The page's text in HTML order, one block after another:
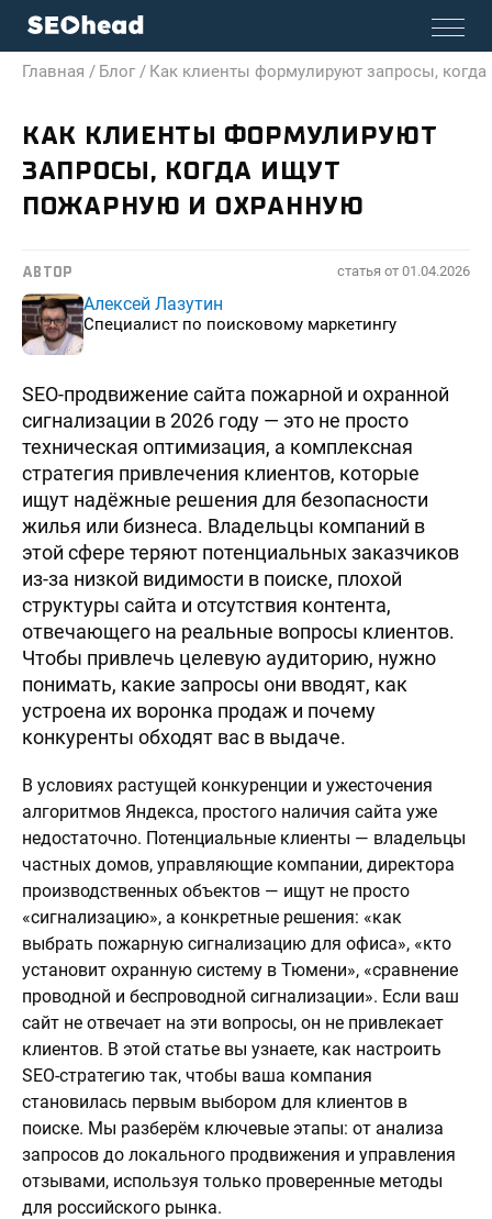
Главная / Блог / Как клиенты формулируют запросы,
КАК КЛИЕНТЫ ФОРМУЛИРУЮТ
ЗАПРОСЫ, КОГДА ИЩУТ
ПОЖАРНУЮ И ОХРАННУЮ
АВТОР статья от 01.04.2026
Алексей Лазутин
Специалист по поисковому маркетингу
SEO-продвижение сайта пожарной и охранной
сигнализации в 2026 году — это не просто
техническая оптимизация, а комплексная
стратегия привлечения клиентов, которые
ищут надёжные решения для безопасности
жилья или бизнеса. Владельцы компаний в
этой сфере теряют потенциальных заказчиков
из-за низкой видимости в поиске, плохой
структуры сайта и отсутствия контента,
отвечающего на реальные вопросы клиентов.
Чтобы привлечь целевую аудиторию, нужно
понимать, какие запросы они вводят, как
устроена их воронка продаж и почему
конкуренты обходят вас в выдаче.
В условиях растущей конкуренции и ужесточения
алгоритмов Яндекса, простого наличия сайта уже
недостаточно. Потенциальные клиенты — владельцы
частных домов, управляющие компании, директора
производственных объектов — ищут не просто
«сигнализацию», а конкретные решения: «как
выбрать пожарную сигнализацию для офиса», «кто
установит охранную систему в Тюмени», «сравнение
проводной и беспроводной сигнализации». Если ваш
сайт не отвечает на эти вопросы, он не привлекает
клиентов. В этой статье вы узнаете, как настроить
SEO-стратегию так, чтобы ваша компания
становилась первым выбором для клиентов в
поиске. Мы разберём ключевые этапы: от анализа
запросов до локального продвижения и управления
отзывами, используя только проверенные методы
для российского рынка.